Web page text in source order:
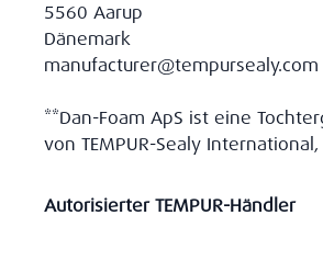
5560 Aarup
Dänemark
manufacturer@tempursealy.com
**Dan-Foam ApS ist eine
von TEMPUR-Sealy International,
Autorisierter TEMPUR-Händler